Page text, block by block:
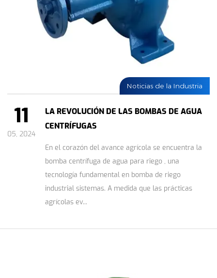
Noticias de la Industria
11
05, 2024
LA REVOLUCIÓN DE LAS BOMBAS DE AGUA
CENTRÍFUGAS
En el corazón del avance agrícola se encuentra la
bomba centrífuga de agua para riego , una
tecnología fundamental en bomba de riego
industrial sistemas. A medida que las prácticas
agrícolas ev...